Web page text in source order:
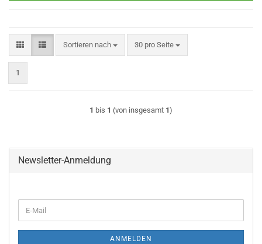
Sortieren nach
Sortieren nach 30 pro Seite
pro Seite
1
1 bis 1 (von insgesamt 1)
Newsletter-Anmeldung
ZUR
E-
Mail
ANMELDEN